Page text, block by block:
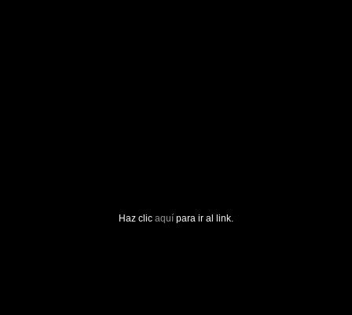
Haz clic aquí para ir al link.